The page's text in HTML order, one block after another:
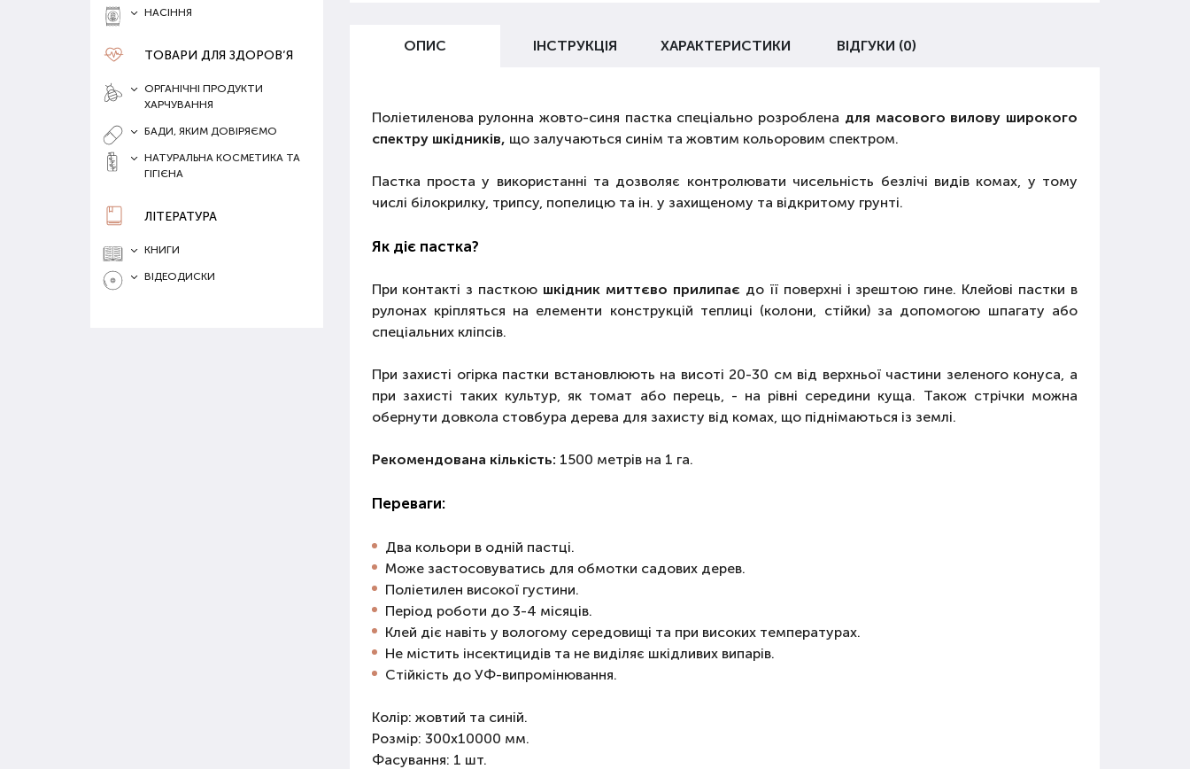
НАСІННЯ
ТОВАРИ ДЛЯ ЗДОРОВ‘Я
ОРГАНІЧНІ ПРОДУКТИ
ХАРЧУВАННЯ
БАДИ, ЯКИМ ДОВІРЯЄМО
НАТУРАЛЬНА КОСМЕТИКА ТА
ГІГІЄНА
ЛІТЕРАТУРА
КНИГИ
ВІДЕОДИСКИ
ОПИС ІНСТРУКЦІЯ ХАРАКТЕРИСТИКИ ВІДГУКИ (0)
Поліетиленова рулонна жовто-синя пастка спеціально розроблена для масового вилову широкого
спектру шкідників, що залучаються синім та жовтим кольоровим спектром.
Пастка проста у використанні та дозволяє контролювати чисельність безлічі видів комах, у тому
числі білокрилку, трипсу, попелицю та ін. у захищеному та відкритому грунті.
Як діє пастка?
При контакті з пасткою шкідник миттєво прилипаєдо її поверхні і зрештою гине. Клейові пастки в
рулонах кріпляться на елементи конструкцій теплиці (колони, стійки) за допомогою шпагату або
спеціальних кліпсів.
При захисті огірка пастки встановлюють на висоті 20-30 см від верхньої частини зеленого конуса, а
при захисті таких культур, як томат або перець, - на рівні середини куща. Також стрічки можна
обернути довкола стовбура дерева для захисту від комах, що піднімаються із землі.
Рекомендована кількість: 1500 метрів на 1 га.
Переваги:
Два кольори в одній пастці.
Може застосовуватись для обмотки садових дерев.
Поліетилен високої густини.
Період роботи до 3-4 місяців.
Клей діє навіть у вологому середовищі та при високих температурах.
Не містить інсектицидів та не виділяє шкідливих випарів.
Стійкість до УФ-випромінювання.
Колір: жовтий та синій.
Розмір: 300х10000 мм.
Фасування: 1 шт.